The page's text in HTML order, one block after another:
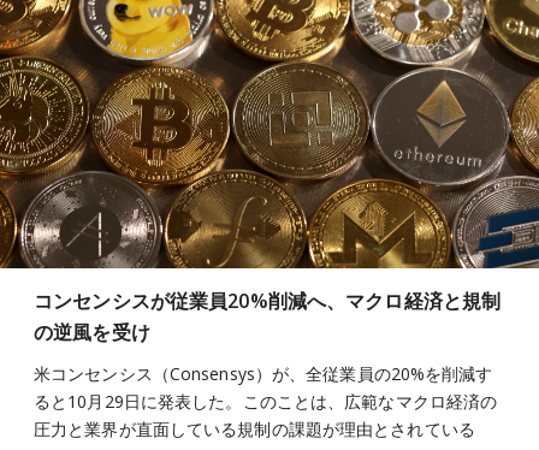
コンセンシスが従業員20%削減へ、マクロ経済と規制
の逆風を受け
米コンセンシス（Consensys）が、全従業員の20%を削減す
ると10月29日に発表した。このことは、広範なマクロ経済の
圧力と業界が直面している規制の課題が理由とされている